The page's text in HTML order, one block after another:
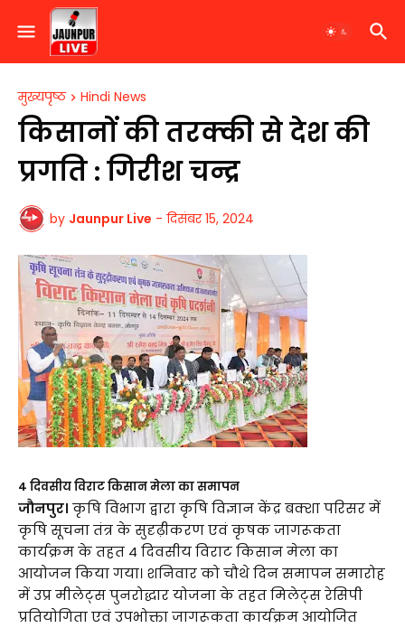
मुख्यपृष्ठ Hindi News
​किसानों की तरक्की से देश की
प्रगति : गिरीश चन्द्र
by Jaunpur Live - दिसंबर 15, 2024
4 दिवसीय विराट किसान मेला का समापन
जौनपुर। कृषि विभाग द्वारा कृषि विज्ञान केंद्र बक्शा परिसर में
कृषि सूचना तंत्र के सुदृढ़ीकरण एवं कृषक जागरूकता
कार्यक्रम के तहत 4 दिवसीय विराट किसान मेला का
आयोजन किया गया। शनिवार को चौथे दिन समापन समारोह
में उप्र मीलेट्स पुनरोद्धार योजना के तहत मिलेट्स रेसिपी
प्रतियोगिता एवं उपभोक्ता जागरूकता कार्यक्रम आयोजित